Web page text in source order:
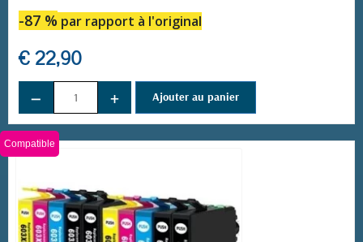
-87 % par rapport à l'original
€ 22,90
− + Ajouter au panier
Compatible